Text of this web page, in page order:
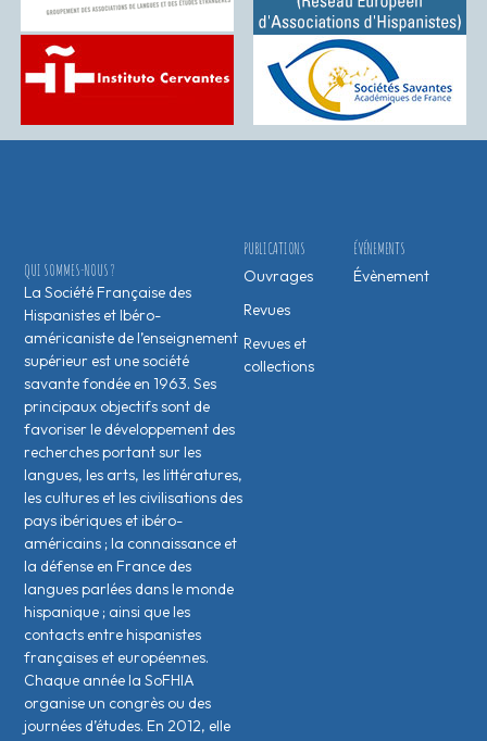
ÉVÉNEMENTS
Évènement
PUBLICATIONS
Ouvrages
Revues
Revues et
collections
QUI SOMMES-NOUS ?
La Société Française des
Hispanistes et Ibéro-
américaniste de l’enseignement
supérieur est une société
savante fondée en 1963. Ses
principaux objectifs sont de
favoriser le développement des
recherches portant sur les
langues, les arts, les littératures,
les cultures et les civilisations des
pays ibériques et ibéro-
américains ; la connaissance et
la défense en France des
langues parlées dans le monde
hispanique ; ainsi que les
contacts entre hispanistes
français·es et européen·nes.
Chaque année la SoFHIA
organise un congrès ou des
journées d’études. En 2012, elle